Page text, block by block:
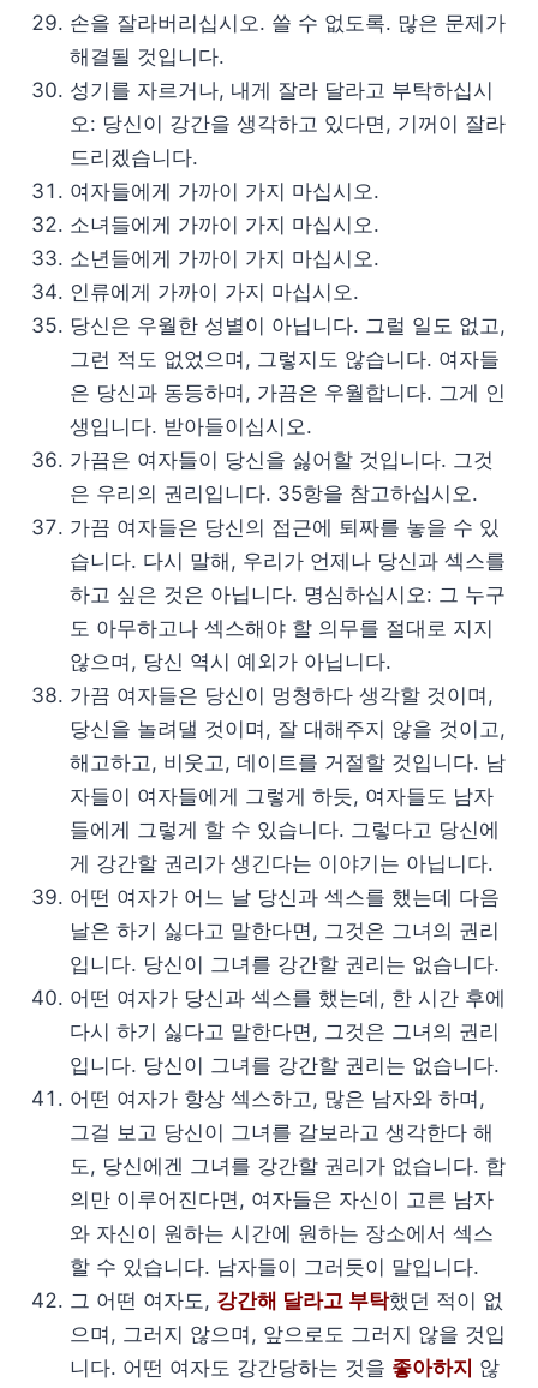
손을 잘라버리십시오. 쓸 수 없도록. 많은 문제가
해결될 것입니다.
성기를 자르거나, 내게 잘라 달라고 부탁하십시
오: 당신이 강간을 생각하고 있다면, 기꺼이 잘라
드리겠습니다.
여자들에게 가까이 가지 마십시오.
소녀들에게 가까이 가지 마십시오.
소년들에게 가까이 가지 마십시오.
인류에게 가까이 가지 마십시오.
당신은 우월한 성별이 아닙니다. 그럴 일도 없고,
그런 적도 없었으며, 그렇지도 않습니다. 여자들
은 당신과 동등하며, 가끔은 우월합니다. 그게 인
생입니다. 받아들이십시오.
가끔은 여자들이 당신을 싫어할 것입니다. 그것
은 우리의 권리입니다. 35항을 참고하십시오.
가끔 여자들은 당신의 접근에 퇴짜를 놓을 수 있
습니다. 다시 말해, 우리가 언제나 당신과 섹스를
하고 싶은 것은 아닙니다. 명심하십시오: 그 누구
도 아무하고나 섹스해야 할 의무를 절대로 지지
않으며, 당신 역시 예외가 아닙니다.
가끔 여자들은 당신이 멍청하다 생각할 것이며,
당신을 놀려댈 것이며, 잘 대해주지 않을 것이고,
해고하고, 비웃고, 데이트를 거절할 것입니다. 남
자들이 여자들에게 그렇게 하듯, 여자들도 남자
들에게 그렇게 할 수 있습니다. 그렇다고 당신에
게 강간할 권리가 생긴다는 이야기는 아닙니다.
어떤 여자가 어느 날 당신과 섹스를 했는데 다음
날은 하기 싫다고 말한다면, 그것은 그녀의 권리
입니다. 당신이 그녀를 강간할 권리는 없습니다.
어떤 여자가 당신과 섹스를 했는데, 한 시간 후에
다시 하기 싫다고 말한다면, 그것은 그녀의 권리
입니다. 당신이 그녀를 강간할 권리는 없습니다.
어떤 여자가 항상 섹스하고, 많은 남자와 하며,
그걸 보고 당신이 그녀를 갈보라고 생각한다 해
도, 당신에겐 그녀를 강간할 권리가 없습니다. 합
의만 이루어진다면, 여자들은 자신이 고른 남자
와 자신이 원하는 시간에 원하는 장소에서 섹스
할 수 있습니다. 남자들이 그러듯이 말입니다.
그 어떤 여자도, 강간해 달라고 부탁했던 적이 없
으며, 그러지 않으며, 앞으로도 그러지 않을 것입
니다. 어떤 여자도 강간당하는 것을 좋아하지 않